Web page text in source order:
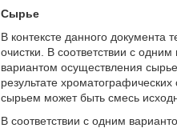
Сырье
В контексте данного документа
очистки. В соответствии с
вариантом осуществления
результате
сырьем может быть смесь
В соответствии с одним